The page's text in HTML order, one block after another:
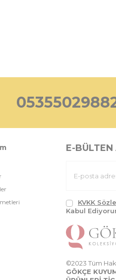
E-
KVKK
Kabul
©2023 Tüm
GÖKÇE